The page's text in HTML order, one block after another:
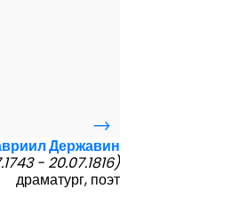
→
Державин
- 20.07.1816)
драматург, поэт